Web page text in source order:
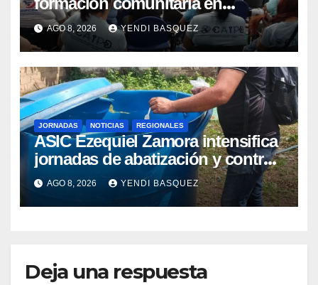
atención a personas con
discapacidad
AGO 8, 2026 YENDI BASQUEZ
JORNADAS NOTICIAS REGIONALES
ASIC Ezequiel Zamora intensifica
jornadas de abatización y control
de vectores en comunidades del
Guárico
AGO 8, 2026 YENDI BASQUEZ
Deja una respuesta